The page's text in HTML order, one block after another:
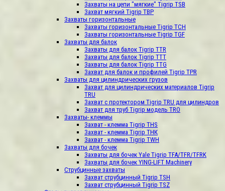
Захваты на цепи "мягкие" Tigrip TSB
Захват мягкий Tigrip TBP
Захваты горизонтальные
Захваты горизонтальные Tigrip TСН
Захваты горизонтальные Tigrip TGF
Захваты для балок
Захваты для балок Tigrip TTR
Захваты для балок Tigrip TTT
Захваты для балок Tigrip TTG
Захват для балок и профилей Tigrip TPR
Захваты для цилиндрических грузов
Захват для цилиндрических материалов Tigrip
TRU
Захват c протектором Tigrip TRU для цилиндров
Захват для труб Tigrip модель TRО
Захваты- клеммы
Захват - клемма Tigrip THS
Захват - клемма Tigrip THК
Захват - клемма Tigrip TWH
Захваты для бочек
Захваты для бочек Yale Tigrip TFA/TFR/TFRK
Захваты для бочек YING-LIFT Machinery
Струбцинные захваты
Захват струбцинный Tigrip TSH
Захват струбцинный Tigrip TSZ